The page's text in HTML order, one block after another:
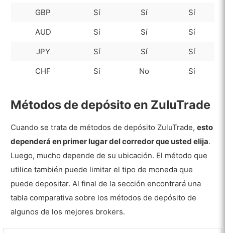
GBP Sí Sí Sí
AUD Sí Sí Sí
JPY Sí Sí Sí
CHF Sí No Sí
Métodos de depósito en ZuluTrade
Cuando se trata de métodos de depósito ZuluTrade,esto
dependerá en primer lugar del corredor que usted elija.
Luego, mucho depende de su ubicación. El método que
utilice también puede limitar el tipo de moneda que
puede depositar. Al final de la sección encontrará una
tabla comparativa sobre los métodos de depósito de
algunos de los mejores brokers.